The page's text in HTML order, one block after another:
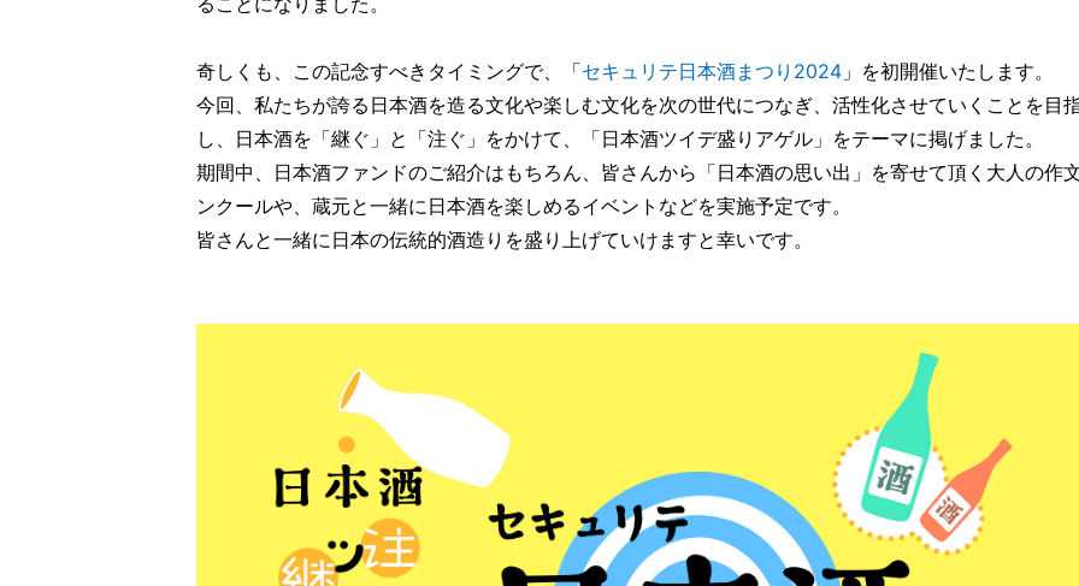
奇しくも、この記念すべきタイミングで、「セキュリテ日本酒まつり2024 」を初開催いたします。
今回、私たちが誇る日本酒を造る文化や楽しむ文化を次の世代につなぎ、活性化させていくことを目
し、日本酒を「継ぐ」と「注ぐ」をかけて、「日本酒ツイデ盛りアゲル」をテーマに掲げました。
期間中、日本酒ファンドのご紹介はもちろん、皆さんから「日本酒の思い出」を寄せて頂く大人の作
ンクールや、蔵元と一緒に日本酒を楽しめるイベントなどを実施予定です。
皆さんと一緒に日本の伝統的酒造りを盛り上げていけますと幸いです。